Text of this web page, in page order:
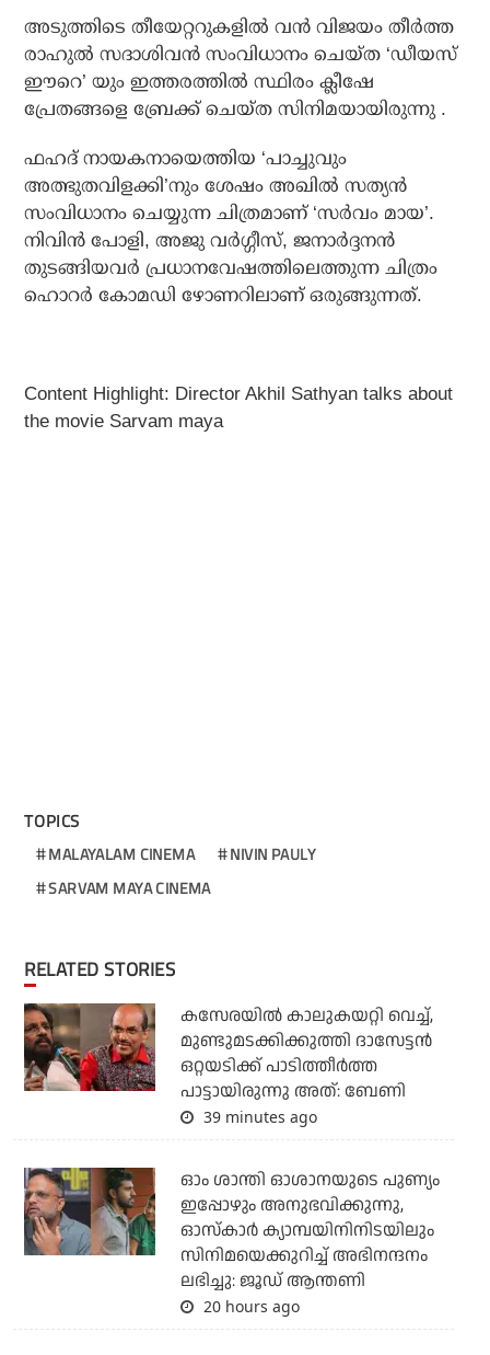
അടുത്തിടെ തീയേറ്ററുകളിൽ വൻ വിജയം തീർത്ത
രാഹുൽ സദാശിവൻ സംവിധാനം ചെയ്ത ‘ഡീയസ്
ഈറെ’ യും ഇത്തരത്തിൽ സ്ഥിരം ക്ലീഷേ
പ്രേതങ്ങളെ ബ്രേക്ക് ചെയ്ത സിനിമയായിരുന്നു .
ഫഹദ് നായകനായെത്തിയ ‘പാച്ചുവും
അത്ഭുതവിളക്കി’നും ശേഷം അഖിൽ സത്യൻ
സംവിധാനം ചെയ്യുന്ന ചിത്രമാണ് ‘സര്‍വം മായ’.
നിവിൻ പോളി, അജു വർഗ്ഗീസ്, ജനാർദ്ദനൻ
തുടങ്ങിയവർ പ്രധാനവേഷത്തിലെത്തുന്ന ചിത്രം
ഹൊറർ കോമഡി ഴോണറിലാണ് ഒരുങ്ങുന്നത്.
Content Highlight: Director Akhil Sathyan talks about
the movie Sarvam maya
TOPICS
MALAYALAM CINEMA
NIVIN PAULY
SARVAM MAYA CINEMA
RELATED STORIES
കസേരയിൽ കാലുകയറ്റി വെച്ച്,
മുണ്ടുമടക്കിക്കുത്തി ദാസേട്ടൻ
ഒറ്റയടിക്ക് പാടിത്തീർത്ത
പാട്ടായിരുന്നു അത്: ബേണി
39 minutes ago
ഓം ശാന്തി ഓശാനയുടെ പുണ്യം
ഇപ്പോഴും അനുഭവിക്കുന്നു,
ഓസ്കാർ ക്യാമ്പയിനിനിടയിലും
സിനിമയെക്കുറിച്ച് അഭിനന്ദനം
ലഭിച്ചു: ജൂഡ് ആന്തണി
20 hours ago